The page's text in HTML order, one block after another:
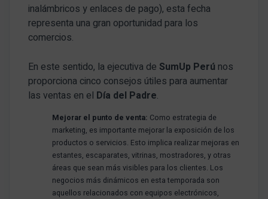
inalámbricos y enlaces de pago), esta fecha
representa una gran oportunidad para los
comercios.
En este sentido, la ejecutiva de SumUp Perú nos
proporciona cinco consejos útiles para aumentar
las ventas en el Día del Padre.
Mejorar el punto de venta: Como estrategia de
marketing, es importante mejorar la exposición de los
productos o servicios. Esto implica realizar mejoras en
estantes, escaparates, vitrinas, mostradores, y otras
áreas que sean más visibles para los clientes. Los
negocios más dinámicos en esta temporada son
aquellos relacionados con equipos electrónicos,